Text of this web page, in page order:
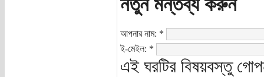
আপনার নাম: *
ই-মেইল: *
এই ঘরটির বিষয়বস্তু